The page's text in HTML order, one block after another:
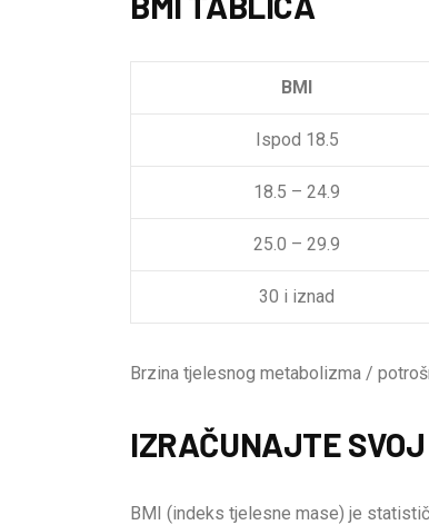
BMI
Ispod 18.5
18.5 – 24.9
25.0 – 29.9
30 i iznad
Brzina tjelesnog metabolizma /
IZRAČUNAJTE
BMI (indeks tjelesne mase) je